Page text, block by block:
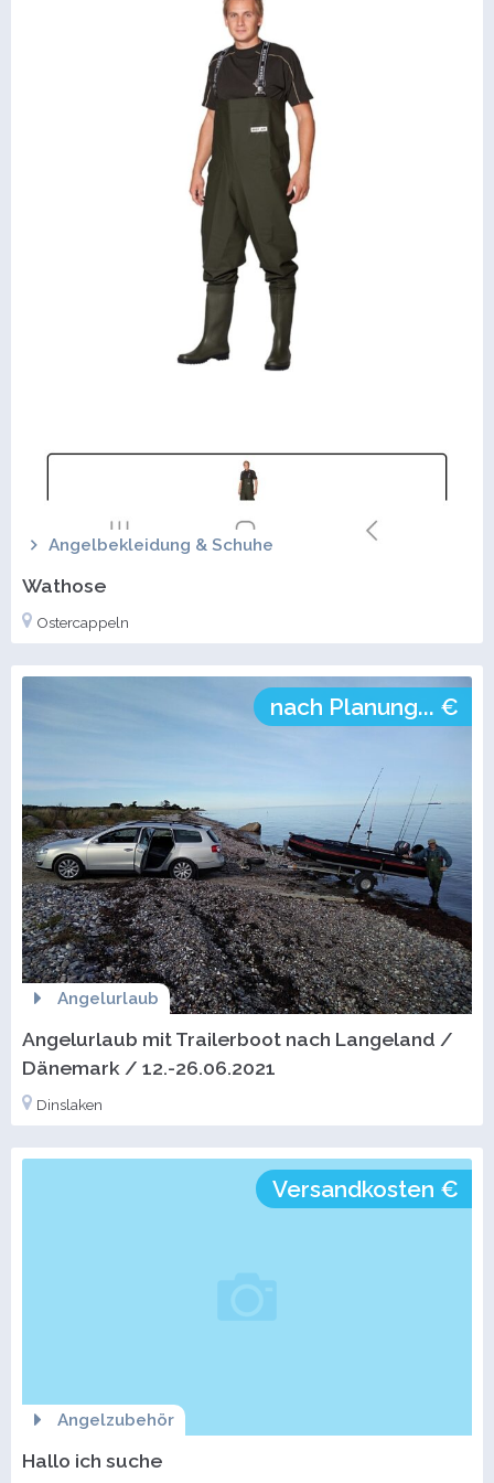
Angelbekleidung & Schuhe
Wathose
Ostercappeln
nach Planung... €
Angelurlaub
Angelurlaub mit Trailerboot nach Langeland /
Dänemark / 12.-26.06.2021
Dinslaken
Versandkosten €
Angelzubehör
Hallo ich suche